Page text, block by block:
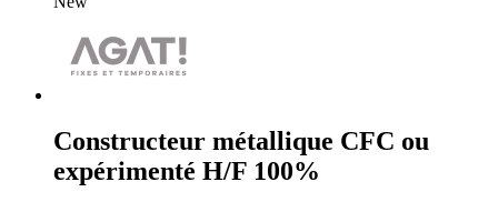
Constructeur métallique CFC ou
expérimenté H/F 100%